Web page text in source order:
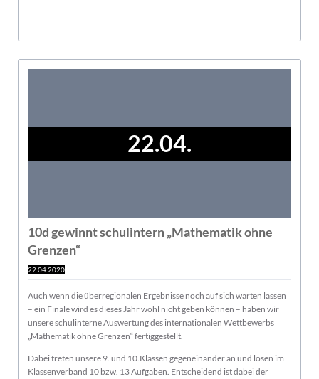
22.04.
10d gewinnt schulintern „Mathematik ohne
Grenzen“
22.04.2020
Auch wenn die überregionalen Ergebnisse noch auf sich warten lassen
– ein Finale wird es dieses Jahr wohl nicht geben können – haben wir
unsere schulinterne Auswertung des internationalen Wettbewerbs
„Mathematik ohne Grenzen“ fertiggestellt.
Dabei treten unsere 9. und 10.Klassen gegeneinander an und lösen im
Klassenverband 10 bzw. 13 Aufgaben. Entscheidend ist dabei der